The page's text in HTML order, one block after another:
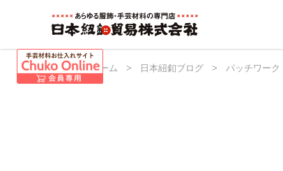
日本紐釦 ホーム > 日本紐釦ブログ > パッチワーク